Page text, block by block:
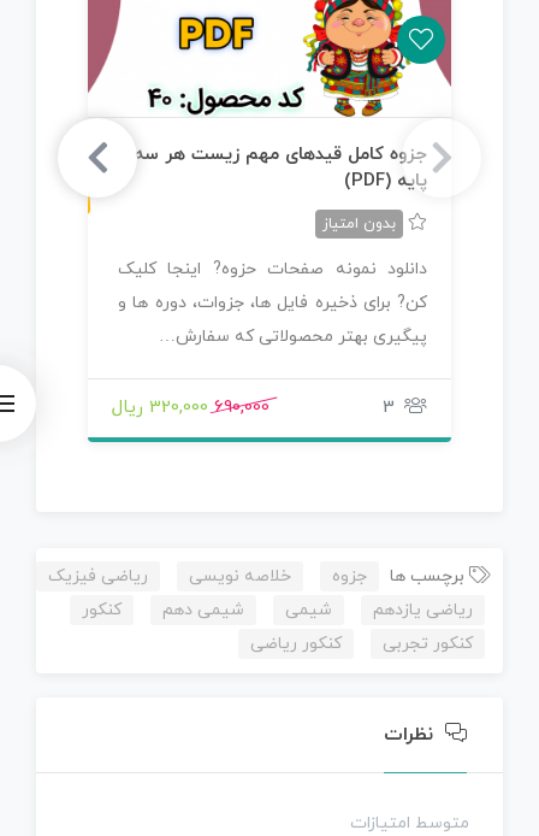
جزوه کامل قیدهای مهم زیست هر سه
پایه (PDF)
ن
س
خ
ه
P
D
F
بدون امتیاز
دانلود نمونه صفحات حزوه? اینجا کلیک
کن? برای ذخیره فایل ها، جزوات، دوره ها و
پیگیری بهتر محصولاتی که سفارش…
3
690,000 320,000 ریال
برچسب ها جزوه خلاصه نویسی
ریاضی فیزیک
ریاضی یازدهم
شیمی شیمی دهم
کنکور
کنکور تجربی
کنکور ریاضی
نظرات
متوسط امتیازات